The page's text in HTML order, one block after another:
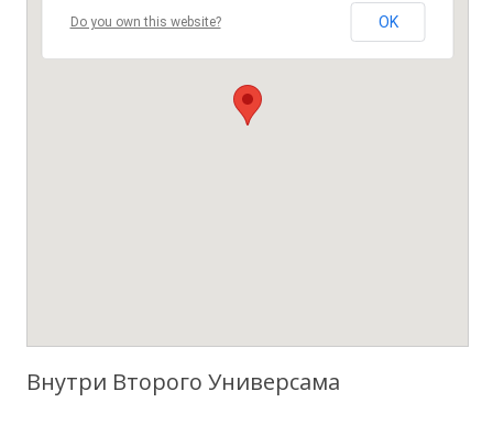
Do you own this website? OK
Внутри Второго Универсама